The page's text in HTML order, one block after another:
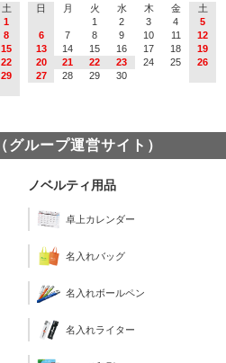
土
1
8
15
22
29
日 月 火 水 木 金
土
1
2 3 4
5
6
7 8 9 10 11
12
13
14 15 16 17 18
19
20
21 22 23 24 25
26
27
28 29 30
グループ運営サイト）
ノベルティ用品
卓上カレンダー
名入れバッグ
名入れボールペン
名入れライター